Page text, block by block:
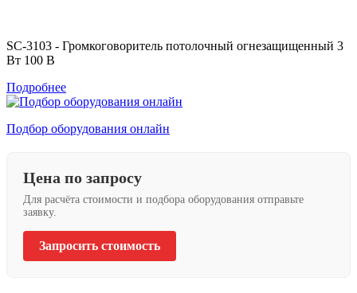
SC-3103 - Громкоговоритель потолочный огнезащищенный 3
Вт 100 В
Подробнее
Подбор оборудования онлайн
Цена по запросу
Для расчёта стоимости и подбора оборудования отправьте
заявку.
Запросить стоимость